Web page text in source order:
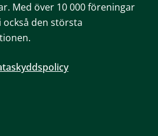
Med över 10 000 föreningar
den största